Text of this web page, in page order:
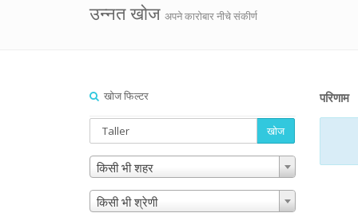
उन्नत खोज अपने कारोबार नीचे संकीर्ण
खोज फिल्टर
खोज
किसी भी शहर
किसी भी श्रेणी
परिणाम